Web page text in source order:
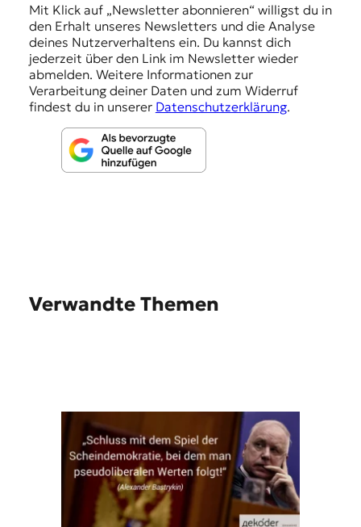
Mit Klick auf „Newsletter abonnieren“ willigst du in
den Erhalt unseres Newsletters und die Analyse
deines Nutzerverhaltens ein. Du kannst dich
jederzeit über den Link im Newsletter wieder
abmelden. Weitere Informationen zur
Verarbeitung deiner Daten und zum Widerruf
findest du in unserer Datenschutzerklärung.
Verwandte Themen